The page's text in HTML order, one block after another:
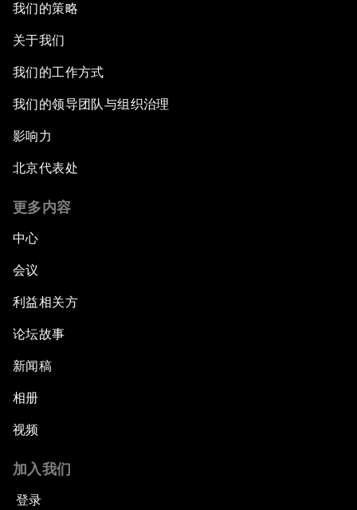
我们的策略
关于我们
我们的工作方式
我们的领导团队与组织治理
影响力
北京代表处
更多内容
中心
会议
利益相关方
论坛故事
新闻稿
相册
视频
加入我们
登录